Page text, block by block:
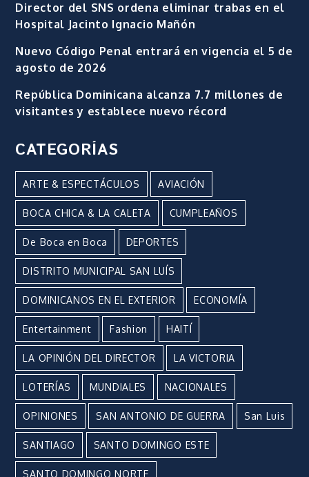
Director del SNS ordena eliminar trabas en el
Hospital Jacinto Ignacio Mañón
Nuevo Código Penal entrará en vigencia el 5 de
agosto de 2026
República Dominicana alcanza 7.7 millones de
visitantes y establece nuevo récord
CATEGORÍAS
ARTE & ESPECTÁCULOS AVIACIÓN
BOCA CHICA & LA CALETA CUMPLEAÑOS
De Boca en Boca DEPORTES
DISTRITO MUNICIPAL SAN LUÍS
DOMINICANOS EN EL EXTERIOR ECONOMÍA
Entertainment Fashion HAITÍ
LA OPINIÓN DEL DIRECTOR LA VICTORIA
LOTERÍAS MUNDIALES NACIONALES
OPINIONES SAN ANTONIO DE GUERRA San Luis
SANTIAGO SANTO DOMINGO ESTE
SANTO DOMINGO NORTE